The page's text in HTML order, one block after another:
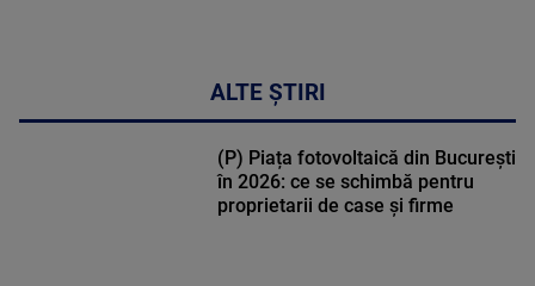
ALTE ȘTIRI
(P) Piața fotovoltaică din București
în 2026: ce se schimbă pentru
proprietarii de case și firme